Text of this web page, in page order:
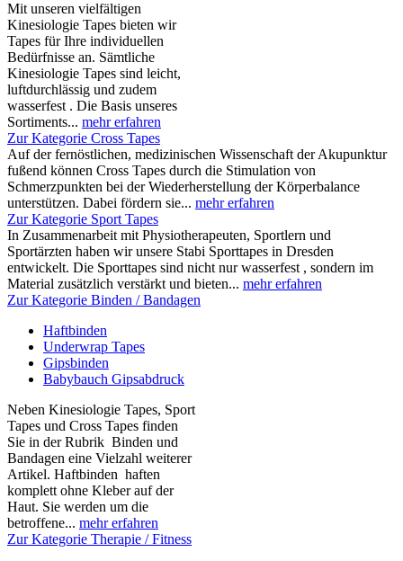
Mit unseren vielfältigen
Kinesiologie Tapes bieten wir
Tapes für Ihre individuellen
Bedürfnisse an. Sämtliche
Kinesiologie Tapes sind leicht,
luftdurchlässig und zudem
wasserfest . Die Basis unseres
Sortiments... mehr erfahren
Zur Kategorie Cross Tapes
Auf der fernöstlichen, medizinischen Wissenschaft der Akupunktur
fußend können Cross Tapes durch die Stimulation von
Schmerzpunkten bei der Wiederherstellung der Körperbalance
unterstützen. Dabei fördern sie... mehr erfahren
Zur Kategorie Sport Tapes
In Zusammenarbeit mit Physiotherapeuten, Sportlern und
Sportärzten haben wir unsere Stabi Sporttapes in Dresden
entwickelt. Die Sporttapes sind nicht nur wasserfest , sondern im
Material zusätzlich verstärkt und bieten... mehr erfahren
Zur Kategorie Binden / Bandagen
Haftbinden
Underwrap Tapes
Gipsbinden
Babybauch Gipsabdruck
Neben Kinesiologie Tapes, Sport
Tapes und Cross Tapes finden
Sie in der Rubrik Binden und
Bandagen eine Vielzahl weiterer
Artikel. Haftbinden haften
komplett ohne Kleber auf der
Haut. Sie werden um die
betroffene... mehr erfahren
Zur Kategorie Therapie / Fitness